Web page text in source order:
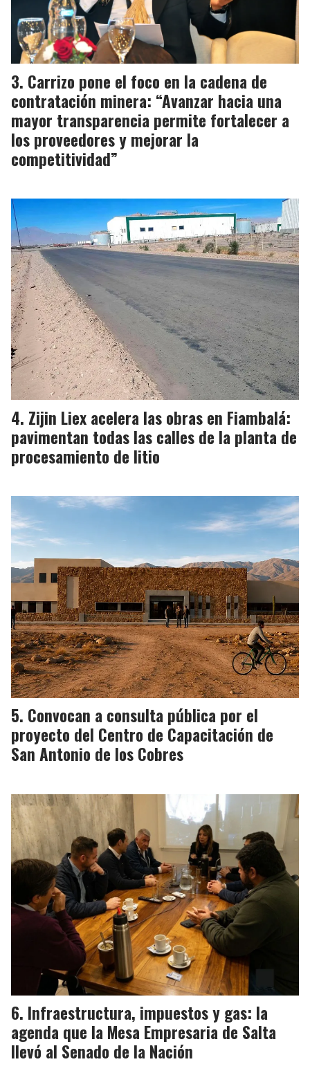
Carrizo pone el foco en la cadena de
contratación minera: “Avanzar hacia una
mayor transparencia permite fortalecer a
los proveedores y mejorar la
competitividad”
Zijin Liex acelera las obras en Fiambalá:
pavimentan todas las calles de la planta de
procesamiento de litio
Convocan a consulta pública por el
proyecto del Centro de Capacitación de
San Antonio de los Cobres
Infraestructura, impuestos y gas: la
agenda que la Mesa Empresaria de Salta
llevó al Senado de la Nación